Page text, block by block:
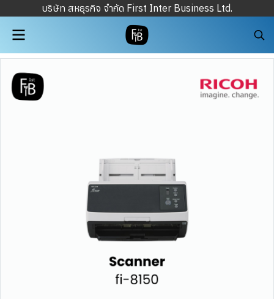
บริษัท สหธุรกิจ จำกัด First Inter Business Ltd.